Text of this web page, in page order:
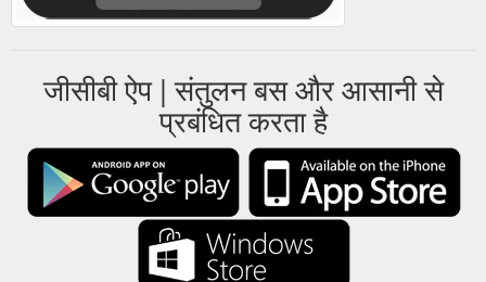
जीसीबी ऐप | संतुलन बस और आसानी से
प्रबंधित करता है